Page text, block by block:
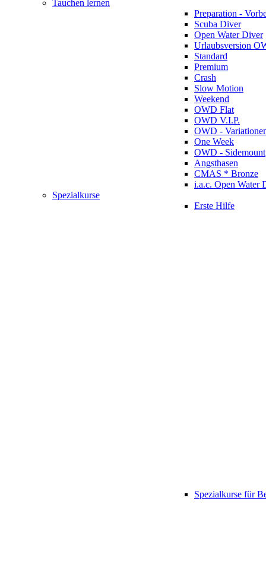
Tauchen lernen
Preparation -
Scuba Diver
Open Water Diver
Urlaubsversion
Standard
Premium
Crash
Slow Motion
Weekend
OWD Flat
OWD V.I.P.
OWD -
One Week
OWD - Sidemount
Angsthasen
CMAS * Bronze
i.a.c. Open Water
Spezialkurse
Erste Hilfe
Spezialkurse für